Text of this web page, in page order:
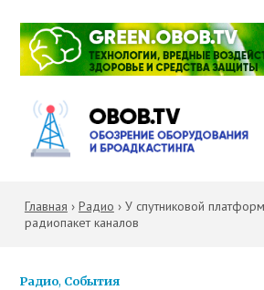
Главная › Радио › У спутниковой
радиопакет каналов
Радио, События